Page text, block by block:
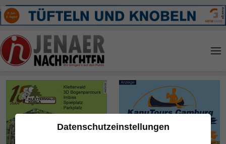
Skip to main content
Datenschutzeinstellungen